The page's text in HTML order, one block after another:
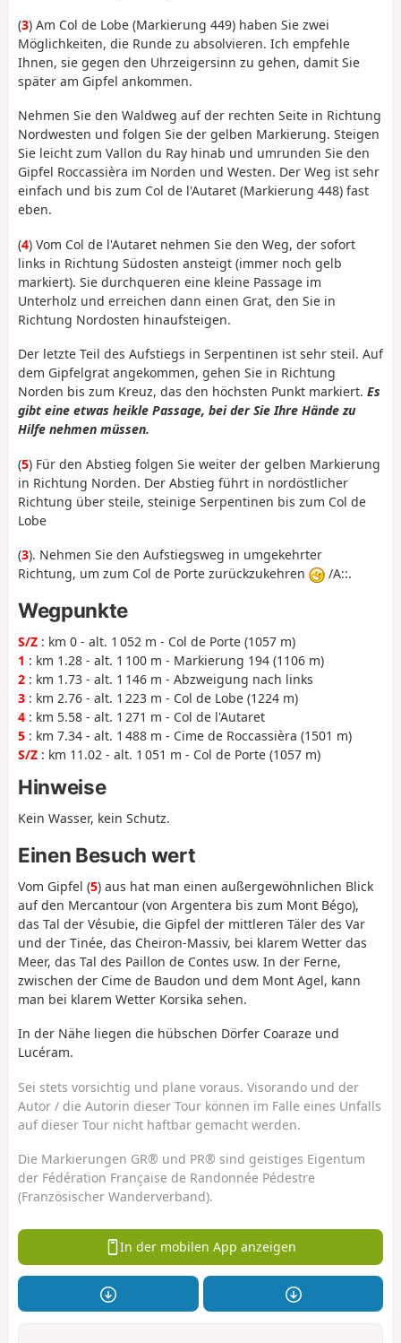
(3) Am Col de Lobe (Markierung 449) haben Sie zwei
Möglichkeiten, die Runde zu absolvieren. Ich empfehle
Ihnen, sie gegen den Uhrzeigersinn zu gehen, damit Sie
später am Gipfel ankommen.
Nehmen Sie den Waldweg auf der rechten Seite in Richtung
Nordwesten und folgen Sie der gelben Markierung. Steigen
Sie leicht zum Vallon du Ray hinab und umrunden Sie den
Gipfel Roccassièra im Norden und Westen. Der Weg ist sehr
einfach und bis zum Col de l'Autaret (Markierung 448) fast
eben.
(4) Vom Col de l'Autaret nehmen Sie den Weg, der sofort
links in Richtung Südosten ansteigt (immer noch gelb
markiert). Sie durchqueren eine kleine Passage im
Unterholz und erreichen dann einen Grat, den Sie in
Richtung Nordosten hinaufsteigen.
Der letzte Teil des Aufstiegs in Serpentinen ist sehr steil. Auf
dem Gipfelgrat angekommen, gehen Sie in Richtung
Norden bis zum Kreuz, das den höchsten Punkt markiert. Es
gibt eine etwas heikle Passage, bei der Sie Ihre Hände zu
Hilfe nehmen müssen.
(5) Für den Abstieg folgen Sie weiter der gelben Markierung
in Richtung Norden. Der Abstieg führt in nordöstlicher
Richtung über steile, steinige Serpentinen bis zum Col de
Lobe
(3). Nehmen Sie den Aufstiegsweg in umgekehrter
Richtung, um zum Col de Porte zurückzukehren
/A::.
Wegpunkte
S/Z : km 0 - alt. 1 052 m - Col de Porte (1057 m)
1 : km 1.28 - alt. 1 100 m - Markierung 194 (1106 m)
2 : km 1.73 - alt. 1 146 m - Abzweigung nach links
3 : km 2.76 - alt. 1 223 m - Col de Lobe (1224 m)
4 : km 5.58 - alt. 1 271 m - Col de l'Autaret
5 : km 7.34 - alt. 1 488 m - Cime de Roccassièra (1501 m)
S/Z : km 11.02 - alt. 1 051 m - Col de Porte (1057 m)
Hinweise
Kein Wasser, kein Schutz.
Einen Besuch wert
Vom Gipfel (5) aus hat man einen außergewöhnlichen Blick
auf den Mercantour (von Argentera bis zum Mont Bégo),
das Tal der Vésubie, die Gipfel der mittleren Täler des Var
und der Tinée, das Cheiron-Massiv, bei klarem Wetter das
Meer, das Tal des Paillon de Contes usw. In der Ferne,
zwischen der Cime de Baudon und dem Mont Agel, kann
man bei klarem Wetter Korsika sehen.
In der Nähe liegen die hübschen Dörfer Coaraze und
Lucéram.
Sei stets vorsichtig und plane voraus. Visorando und der
Autor / die Autorin dieser Tour können im Falle eines Unfalls
auf dieser Tour nicht haftbar gemacht werden.
Die Markierungen GR® und PR® sind geistiges Eigentum
der Fédération Française de Randonnée Pédestre
(Französischer Wanderverband).
In der mobilen App anzeigen